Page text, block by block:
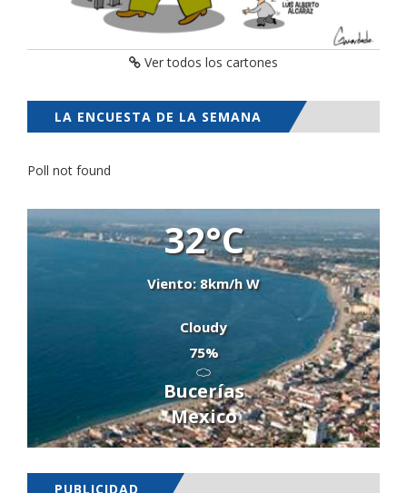
Ver todos los cartones
LA ENCUESTA DE LA SEMANA
Poll not found
32°C
Viento: 8km/h W
Cloudy
75%
Bucerías
Mexico
PUBLICIDAD